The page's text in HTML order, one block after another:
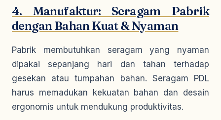
4. Manufaktur: Seragam Pabrik
dengan Bahan Kuat & Nyaman
Pabrik membutuhkan seragam yang nyaman
dipakai sepanjang hari dan tahan terhadap
gesekan atau tumpahan bahan. Seragam PDL
harus memadukan kekuatan bahan dan desain
ergonomis untuk mendukung produktivitas.